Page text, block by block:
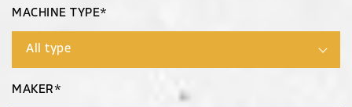
MACHINE TYPE*
MAKER*